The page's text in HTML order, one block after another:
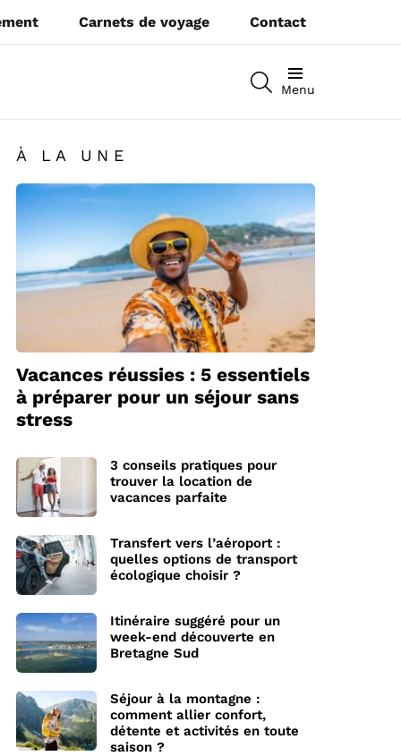
Carnets de voyage Contact
RECHERCHEZ
Menu
À LA UNE
Vacances réussies : 5 essentiels
à préparer pour un séjour sans
stress
3 conseils pratiques pour
trouver la location de
vacances parfaite
Transfert vers l’aéroport :
quelles options de transport
écologique choisir ?
Itinéraire suggéré pour un
week-end découverte en
Bretagne Sud
Séjour à la montagne :
comment allier confort,
détente et activités en toute
saison ?